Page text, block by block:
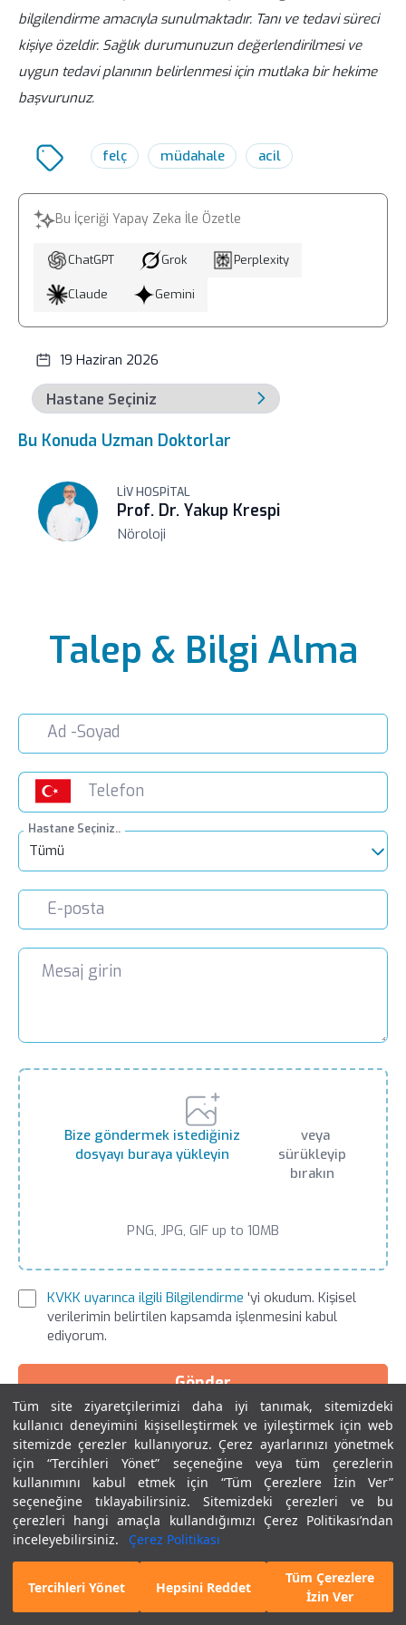
Tüm site ziyaretçilerimizi daha iyi tanımak, sitemizdeki
kullanıcı deneyimini kişiselleştirmek ve iyileştirmek için web
sitemizde çerezler kullanıyoruz. Çerez ayarlarınızı yönetmek
için “Tercihleri Yönet” seçeneğine veya tüm çerezlerin
kullanımını kabul etmek için “Tüm Çerezlere İzin Ver”
seçeneğine tıklayabilirsiniz. Sitemizdeki çerezleri ve bu
çerezleri hangi amaçla kullandığımızı Çerez Politikası’ndan
inceleyebilirsiniz.
Çerez Politikası
Tercihleri Yönet Hepsini Reddet
Tüm Çerezlere
İzin Ver
Bizi Arayın İletişim Formu
bilgilendirme amacıyla sunulmaktadır. Tanı ve tedavi süreci
kişiye özeldir. Sağlık durumunuzun değerlendirilmesi ve
uygun tedavi planının belirlenmesi için mutlaka bir hekime
başvurunuz.
felç müdahale acil
Bu İçeriği Yapay Zeka İle Özetle
ChatGPT Grok Perplexity
Claude Gemini
19 Haziran 2026
Bu Konuda Uzman Doktorlar
LIV HOSPITAL
Prof. Dr. Yakup Krespi
Nöroloji
Talep & Bilgi Alma
Hastane Seçiniz..
Tümü
Bize göndermek istediğiniz
dosyayı buraya yükleyin
veya
sürükleyip
bırakın
PNG, JPG, GIF up to 10MB
KVKK uyarınca ilgili Bilgilendirme 'yi okudum. Kişisel
verilerimin belirtilen kapsamda işlenmesini kabul
ediyorum.
Gönder
Versiyon Geçmişi
Güncel Versiyon
09.07.2026 09:34:05